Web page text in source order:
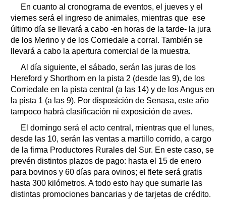
En cuanto al cronograma de eventos, el jueves y el
viernes será el ingreso de animales, mientras que ese
último día se llevará a cabo -en horas de la tarde- la jura
de los Merino y de los Corriedale a corral. También se
llevará a cabo la apertura comercial de la muestra.
Al día siguiente, el sábado, serán las juras de los
Hereford y Shorthorn en la pista 2 (desde las 9), de los
Corriedale en la pista central (a las 14) y de los Angus en
la pista 1 (a las 9). Por disposición de Senasa, este año
tampoco habrá clasificación ni exposición de aves.
El domingo será el acto central, mientras que el lunes,
desde las 10, serán las ventas a martillo corrido, a cargo
de la firma Productores Rurales del Sur. En este caso, se
prevén distintos plazos de pago: hasta el 15 de enero
para bovinos y 60 días para ovinos; el flete será gratis
hasta 300 kilómetros. A todo esto hay que sumarle las
distintas promociones bancarias y de tarjetas de crédito.